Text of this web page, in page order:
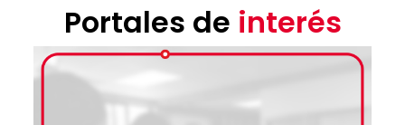
Portales de interés